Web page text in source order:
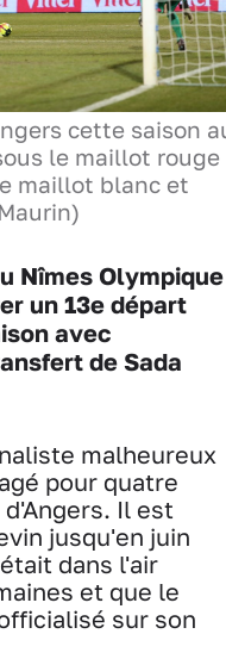
cette saison
le maillot rouge
maillot blanc et
Nîmes Olympique
un 13e départ
avec
de Sada
malheureux
pour quatre
d'Angers. Il est
jusqu'en juin
dans l'air
et que le
sur son